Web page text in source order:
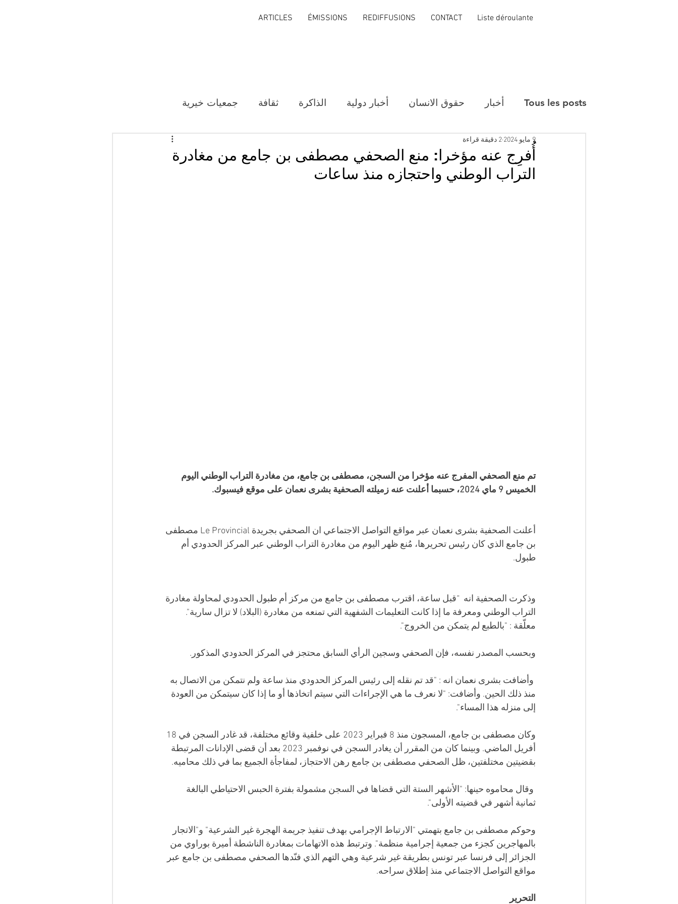
ARTICLES ÉMISSIONS REDIFFUSIONS CONTACT Liste déroulante
Tous les posts أخبار حقوق الانسان أخبار دولية الذاكرة ثقافة جمعيات خيرية
أُفرِج عنه مؤخرا: منع الصحفي مصطفى بن جامع من مغادرة
التراب الوطني واحتجازه منذ ساعات
9 مايو 2024 2 دقيقة قراءة
تم منع الصحفي المفرج عنه مؤخرا من السجن، مصطفى بن جامع، من مغادرة التراب الوطني اليوم
الخميس 9 ماي 2024، حسبما أعلنت عنه زميلته الصحفية بشرى نعمان على موقع فيسبوك.
أعلنت الصحفية بشرى نعمان عبر مواقع التواصل الاجتماعي ان الصحفي بجريدة Le Provincial مصطفى
بن جامع الذي كان رئيس تحريرها، مُنع ظهر اليوم من مغادرة التراب الوطني عبر المركز الحدودي أم
طبول.
وذكرت الصحفية انه  “قبل ساعة، اقترب مصطفى بن جامع من مركز أم طبول الحدودي لمحاولة مغادرة
التراب الوطني ومعرفة ما إذا كانت التعليمات الشفهية التي تمنعه ​​من مغادرة (البلاد) لا تزال سارية".
معلّقة : "بالطبع لم يتمكن من الخروج".
وبحسب المصدر نفسه، فإن الصحفي وسجين الرأي السابق محتجز في المركز الحدودي المذكور.
وأضافت بشرى نعمان انه : "قد تم نقله إلى رئيس المركز الحدودي منذ ساعة ولم نتمكن من الاتصال به
منذ ذلك الحين. وأضافت: "لا نعرف ما هي الإجراءات التي سيتم اتخاذها أو ما إذا كان سيتمكن من العودة
إلى منزله هذا المساء".
أفريل الماضي. وبينما كان من المقرر أن يغادر السجن في نوفمبر 2023 بعد أن قضى الإدانات المرتبطة
بقضيتين مختلفتين، ظل الصحفي مصطفى بن جامع رهن الاحتجاز، لمفاجأة الجميع بما في ذلك محاميه.
وقال محاموه حينها: "الأشهر الستة التي قضاها في السجن مشمولة بفترة الحبس الاحتياطي البالغة
ثمانية أشهر في قضيته الأولى".
وحوكم مصطفى بن جامع بتهمتي "الارتباط الإجرامي بهدف تنفيذ جريمة الهجرة غير الشرعية" و"الاتجار
بالمهاجرين كجزء من جمعية إجرامية منظمة". وترتبط هذه الاتهامات بمغادرة الناشطة أميرة بوراوي من
الجزائر إلى فرنسا عبر تونس بطريقة غير شرعية وهي التهم الذي فنّدها الصحفي مصطفى بن جامع عبر
مواقع التواصل الاجتماعي منذ إطلاق سراحه.
التحرير